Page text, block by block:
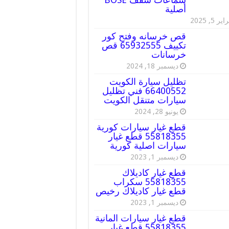
أصلية
5, 2025
قص خرسانه وفتح كور
تكييف 65932555 قص
خرسانات
ديسمبر 18, 2024
تظليل سيارة الكويت
66400552 فني تظليل
سيارات متنقل الكويت
يونيو 28, 2024
قطع غيار سيارات كورية
55818355 قطع غيار
سيارات اصلية كورية
ديسمبر 1, 2023
قطع غيار كاديلاك
55818355 سكراب
قطع غيار كاديلاك رخيص
ديسمبر 1, 2023
قطع غيار سيارات المانية